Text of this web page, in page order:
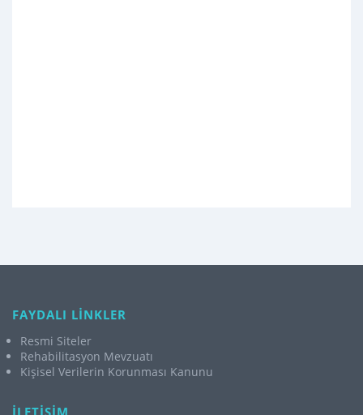
FAYDALI LİNKLER
Resmi Siteler
Rehabilitasyon Mevzuatı
Kişisel Verilerin Korunması Kanunu
İLETİŞİM